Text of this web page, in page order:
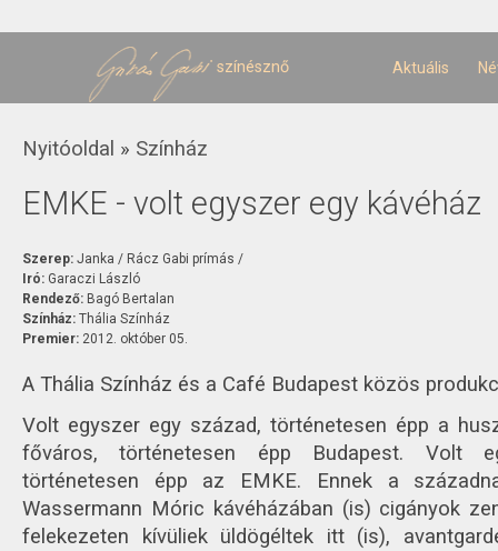
színésznő Aktuális
Jelenlegi hely
Nyitóoldal » Színház
EMKE - volt egyszer egy kávéház
Szerep: Janka / Rácz Gabi prímás /
Iró: Garaczi László
Rendező: Bagó Bertalan
Színház: Thália Színház
Premier: 2012. október 05.
A Thália Színház és a Café Budapest közös
Volt egyszer egy század, történetesen épp a
főváros, történetesen épp Budapest. Volt
történetesen épp az EMKE. Ennek a
Wassermann Móric kávéházában (is) cigányok
felekezeten kívüliek üldögéltek itt (is),